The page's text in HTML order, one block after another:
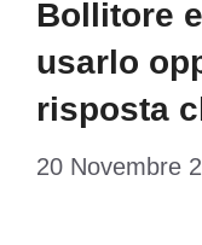
Bollitore
usarlo
risposta
20 Novembre